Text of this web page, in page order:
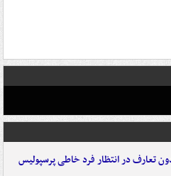
تعارف در انتظار فرد خاطی پرسپولیس